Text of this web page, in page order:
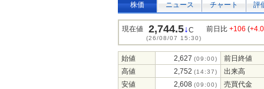
株価 ニュース チャート 評
現在値 2,744.5↓C
(26/08/07 15:30)
前日比 +106 (
始値 2,627 (09:00)
前日終値
高値
2,752 (14:37)
出来高
安値
2,608 (09:00) 売買代金